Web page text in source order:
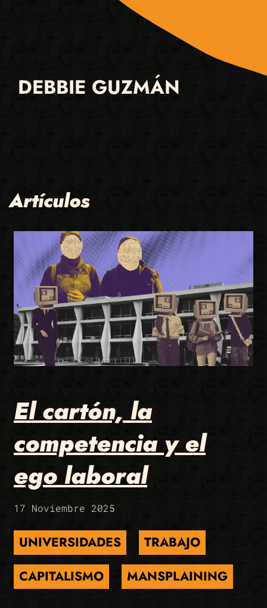
DEBBIE GUZMÁN
Artículos
El cartón, la
competencia y el
ego laboral
17 Noviembre 2025
UNIVERSIDADES
TRABAJO
CAPITALISMO
MANSPLAINING